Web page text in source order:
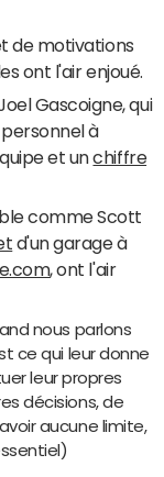
de motivations
ont l'air enjoué.
Gascoigne, qui
à
et unchiffre
comme Scott
d'un garage à
, ont l'air
nous parlons
ce qui leur donne
leur propres
décisions, de
aucune limite,